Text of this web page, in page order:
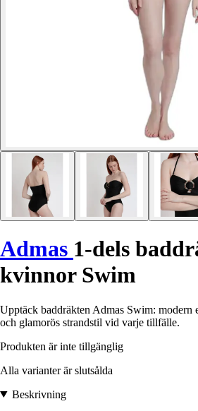
Admas 1-dels
kvinnor Swim
Upptäck baddräkten Admas Swim: modern
och glamorös strandstil vid varje tillfälle.
Produkten är inte tillgänglig
Alla varianter är slutsålda
Beskrivning